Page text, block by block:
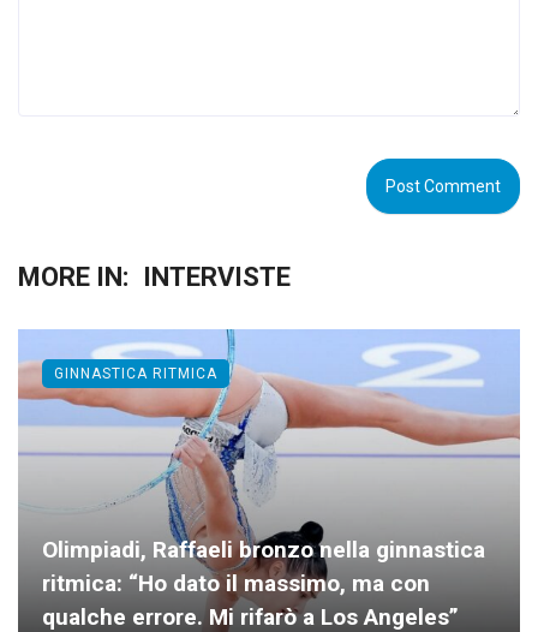
MORE IN: INTERVISTE
Olimpiadi, Raffaeli bronzo nella ginnastica
ritmica: “Ho dato il massimo, ma con
qualche errore. Mi rifarò a Los Angeles”
GINNASTICA RITMICA